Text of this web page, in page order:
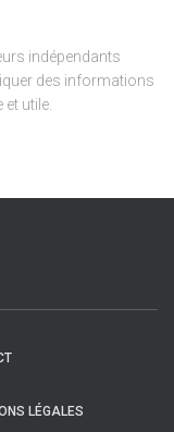
indépendants
des informations
utile.
LÉGALES